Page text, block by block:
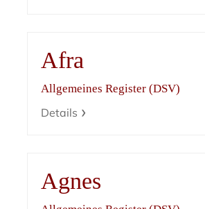
Afra
Allgemeines Register (DSV)
Details
Agnes